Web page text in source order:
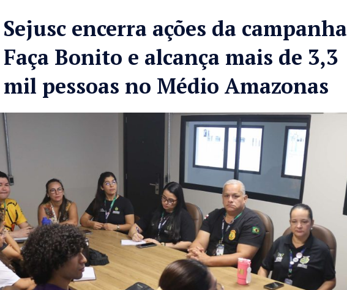
Sejusc encerra ações da campanha
Faça Bonito e alcança mais de 3,3
mil pessoas no Médio Amazonas